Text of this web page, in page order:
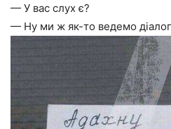
— У вас слух є?
— Ну ми ж як-то ведемо